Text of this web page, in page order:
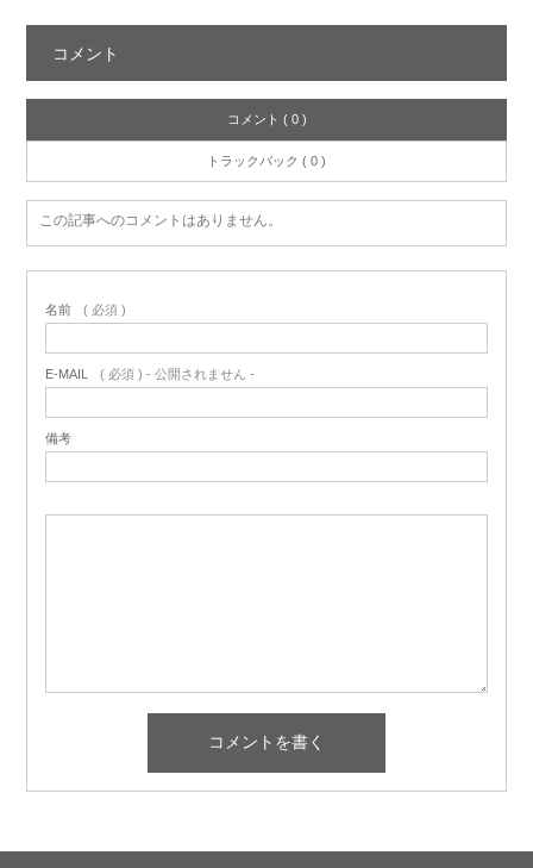
コメント
コメント ( 0 )
トラックバック ( 0 )
この記事へのコメントはありません。
名前 ( 必須 )
E-MAIL ( 必須 ) - 公開されません -
備考